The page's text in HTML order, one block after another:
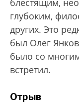
блестящим,
глубоким,
других. Это
был Олег
было со
встретил.
Отрыв